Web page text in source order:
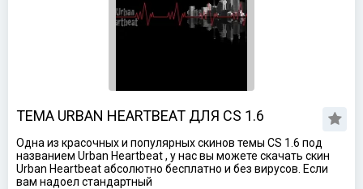
ТЕМА URBAN HEARTBEAT ДЛЯ CS 1.6
Одна из красочных и популярных скинов темы CS 1.6 под
названием Urban Heartbeat , у нас вы можете скачать скин
Urban Heartbeat абсолютно бесплатно и без вирусов. Если
вам надоел стандартный